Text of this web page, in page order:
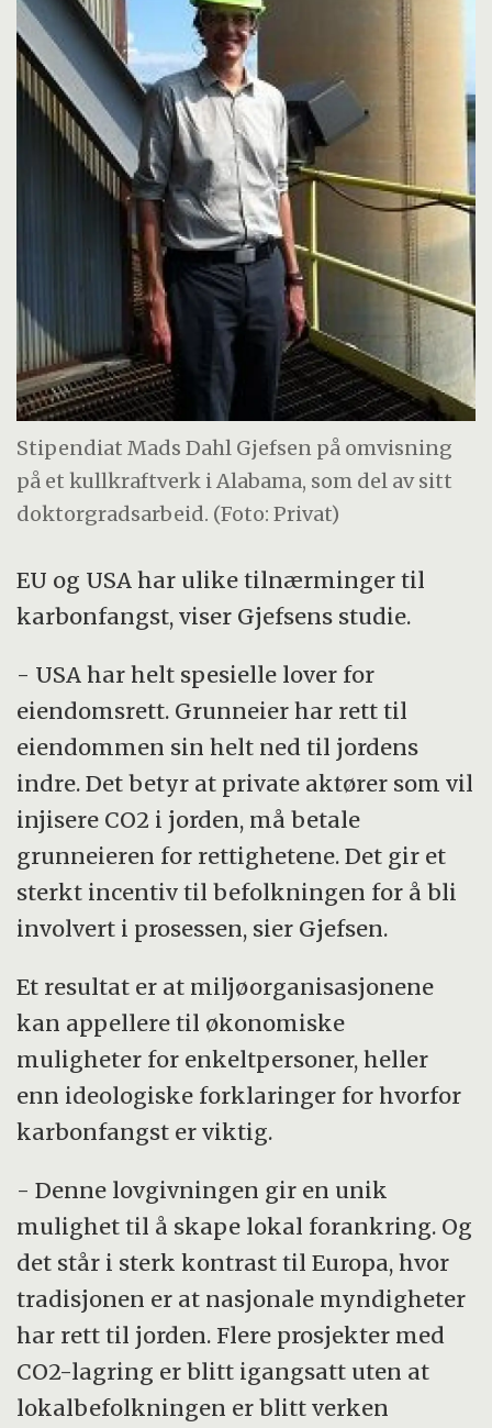
Stipendiat Mads Dahl Gjefsen på omvisning
på et kullkraftverk i Alabama, som del av sitt
doktorgradsarbeid. (Foto: Privat)
EU og USA har ulike tilnærminger til
karbonfangst, viser Gjefsens studie.
- USA har helt spesielle lover for
eiendomsrett. Grunneier har rett til
eiendommen sin helt ned til jordens
indre. Det betyr at private aktører som vil
injisere CO2 i jorden, må betale
grunneieren for rettighetene. Det gir et
sterkt incentiv til befolkningen for å bli
involvert i prosessen, sier Gjefsen.
Et resultat er at miljøorganisasjonene
kan appellere til økonomiske
muligheter for enkeltpersoner, heller
enn ideologiske forklaringer for hvorfor
karbonfangst er viktig.
- Denne lovgivningen gir en unik
mulighet til å skape lokal forankring. Og
det står i sterk kontrast til Europa, hvor
tradisjonen er at nasjonale myndigheter
har rett til jorden. Flere prosjekter med
CO2-lagring er blitt igangsatt uten at
lokalbefolkningen er blitt verken